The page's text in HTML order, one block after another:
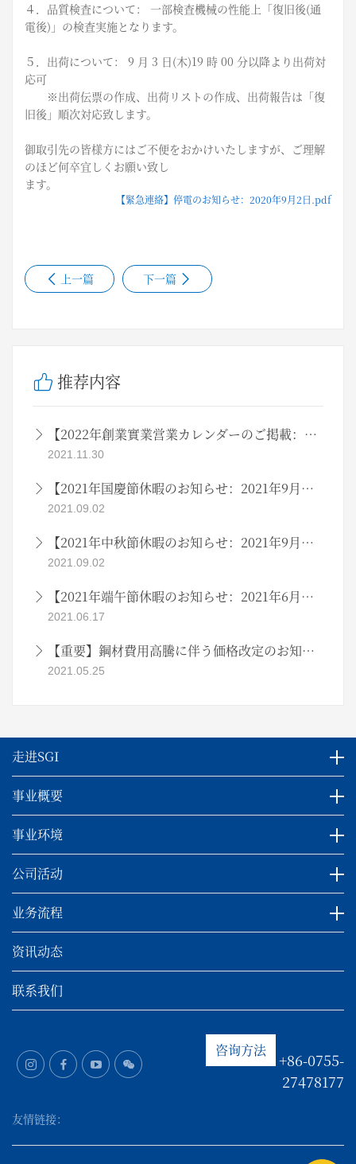
４．品質検査について： 一部検査機械の性能上「復旧後(通
電後)」の検査実施となります。
５．出荷について： 9 月 3 日(木)19 時 00 分以降より出荷対
応可
※出荷伝票の作成、出荷リストの作成、出荷報告は「復
旧後」順次対応致します。
御取引先の皆様方にはご不便をおかけいたしますが、ご理解
のほど何卒宜しくお願い致し
ます。
【緊急連絡】停電のお知らせ：2020年9月2日.pdf
上一篇 下一篇
推荐内容
【2022年創業實業営業カレンダーのご掲載：2021年11月吉日】
2021.11.30
【2021年国慶節休暇のお知らせ：2021年9月吉日】
2021.09.02
【2021年中秋節休暇のお知らせ：2021年9月吉日】
2021.09.02
【2021年端午節休暇のお知らせ：2021年6月吉日】
2021.06.17
【重要】鋼材費用高騰に伴う価格改定のお知らせ
2021.05.25
走进SGI
事业概要
事业环境
公司活动
业务流程
资讯动态
联系我们
咨询方法
+86-0755-
27478177
友情链接：